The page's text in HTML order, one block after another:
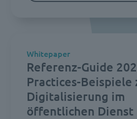
Referenz-Guide
Practices-Beispiele
Digitalisierung im
öffentlichen Dienst
Whitepaper